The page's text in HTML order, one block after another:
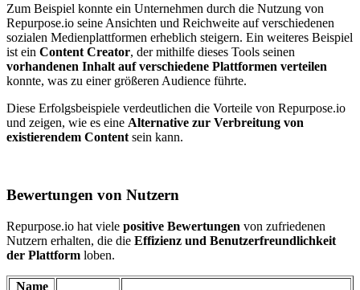
Zum Beispiel konnte ein Unternehmen durch die Nutzung von
Repurpose.io seine Ansichten und Reichweite auf verschiedenen
sozialen Medienplattformen erheblich steigern. Ein weiteres Beispiel
ist ein Content Creator, der mithilfe dieses Tools seinen
vorhandenen Inhalt auf verschiedene Plattformen verteilen
konnte, was zu einer größeren Audience führte.
Diese Erfolgsbeispiele verdeutlichen die Vorteile von Repurpose.io
und zeigen, wie es eine Alternative zur Verbreitung von
existierendem Content sein kann.
Bewertungen von Nutzern
Repurpose.io hat viele positive Bewertungen von zufriedenen
Nutzern erhalten, die die Effizienz und Benutzerfreundlichkeit
der Plattform loben.
Name